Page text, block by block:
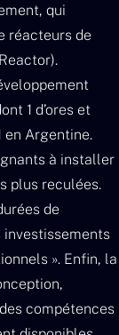
qui
réacteurs de
1 d’ores et
en Argentine.
à installer
plus reculées.
de
». Enfin, la
compétences